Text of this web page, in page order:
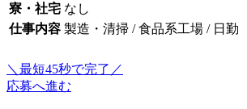
寮・社宅 なし
仕事内容 製造・清掃 / 食品系工場 / 日勤
＼最短45秒で完了／
応募へ進む